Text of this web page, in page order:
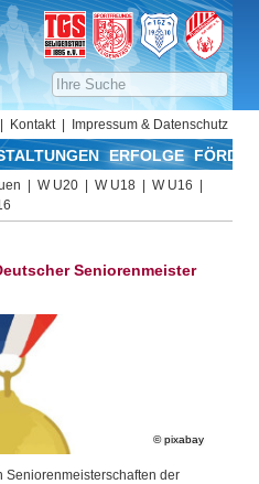
Kontakt Impressum & Datenschutz
ERFOLGE
W U20 W U18
W U16
Seniorenmeister
pixabay
Seniorenmeisterschaften der